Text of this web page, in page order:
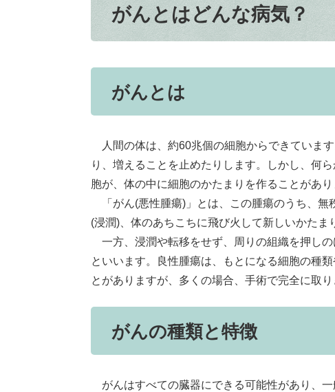
がんとはどんな病気？
がんとは
人間の体は、約60兆個の細胞からできていま
り、増えることを止めたりします。しかし、何
胞が、体の中に細胞のかたまりを作ることがあり
「がん(悪性腫瘍)」とは、この腫瘍のうち、無
(浸潤)、体のあちこちに飛び火して新しいかたま
一方、浸潤や転移をせず、周りの組織を押しの
といいます。良性腫瘍は、もとになる細胞の種
とがありますが、多くの場合、手術で完全に取
がんの種類と特徴
がんはすべての臓器にできる可能性があり、